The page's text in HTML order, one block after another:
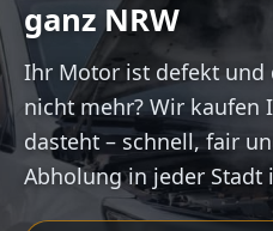
ganz NRW
Ihr Motor ist defekt und
nicht mehr? Wir kaufen
dasteht – schnell, fair
Abholung in jeder